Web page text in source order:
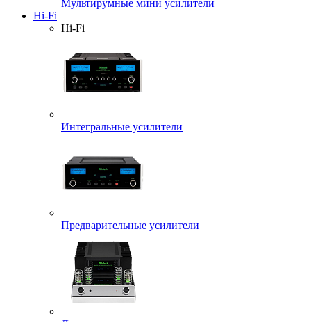
Мультирумные мини усилители
Hi-Fi
Hi-Fi
Интегральные усилители
Предварительные усилители